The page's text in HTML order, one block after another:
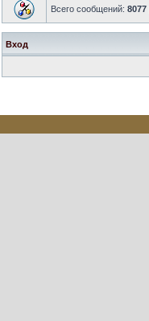
Всего сообщений: 8077
Вход